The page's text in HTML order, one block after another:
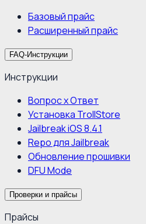
Базовый прайс
Расширенный прайс
FAQ-Инструкции
Инструкции
Вопрос х Ответ
Установка TrollStore
Jailbreak iOS 8.4.1
Repo для Jailbreak
Обновление прошивки
DFU Mode
Проверки и прайсы
Прайсы